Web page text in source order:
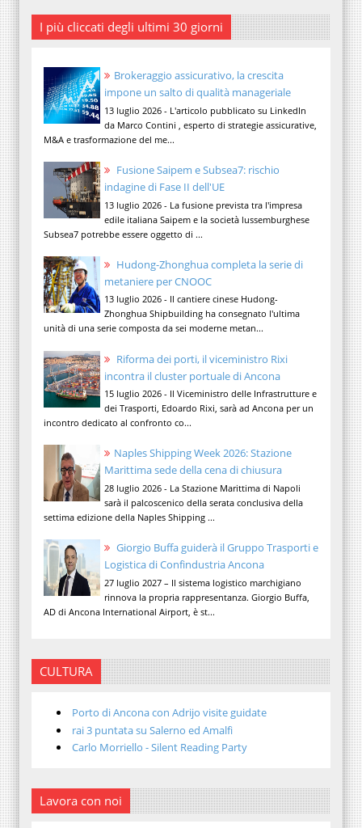
I più cliccati degli ultimi 30 giorni
Brokeraggio assicurativo, la crescita
impone un salto di qualità manageriale
13 luglio 2026 - L'articolo pubblicato su LinkedIn
da Marco Contini , esperto di strategie assicurative,
M&A e trasformazione del me...
Fusione Saipem e Subsea7: rischio
indagine di Fase II dell'UE
13 luglio 2026 - La fusione prevista tra l'impresa
edile italiana Saipem e la società lussemburghese
Subsea7 potrebbe essere oggetto di ...
Hudong-Zhonghua completa la serie di
metaniere per CNOOC
13 luglio 2026 - Il cantiere cinese Hudong-
Zhonghua Shipbuilding ha consegnato l'ultima
unità di una serie composta da sei moderne metan...
Riforma dei porti, il viceministro Rixi
incontra il cluster portuale di Ancona
15 luglio 2026 - Il Viceministro delle Infrastrutture e
dei Trasporti, Edoardo Rixi, sarà ad Ancona per un
incontro dedicato al confronto co...
Naples Shipping Week 2026: Stazione
Marittima sede della cena di chiusura
28 luglio 2026 - La Stazione Marittima di Napoli
sarà il palcoscenico della serata conclusiva della
settima edizione della Naples Shipping ...
Giorgio Buffa guiderà il Gruppo Trasporti e
Logistica di Confindustria Ancona
27 luglio 2027 – Il sistema logistico marchigiano
rinnova la propria rappresentanza. Giorgio Buffa,
AD di Ancona International Airport, è st...
CULTURA
Porto di Ancona con Adrijo visite guidate
rai 3 puntata su Salerno ed Amalfi
Carlo Morriello - Silent Reading Party
Lavora con noi